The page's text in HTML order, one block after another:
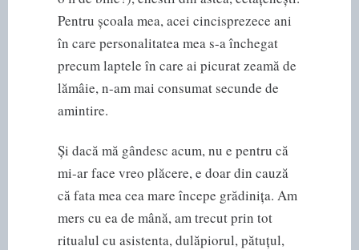
Pentru școala mea, acei cincisprezece ani
în care personalitatea mea s-a închegat
precum laptele în care ai picurat zeamă de
lămâie, n-am mai consumat secunde de
amintire.
Și dacă mă gândesc acum, nu e pentru că
mi-ar face vreo plăcere, e doar din cauză
că fata mea cea mare începe grădinița. Am
mers cu ea de mână, am trecut prin tot
ritualul cu asistenta, dulăpiorul, pătuțul,